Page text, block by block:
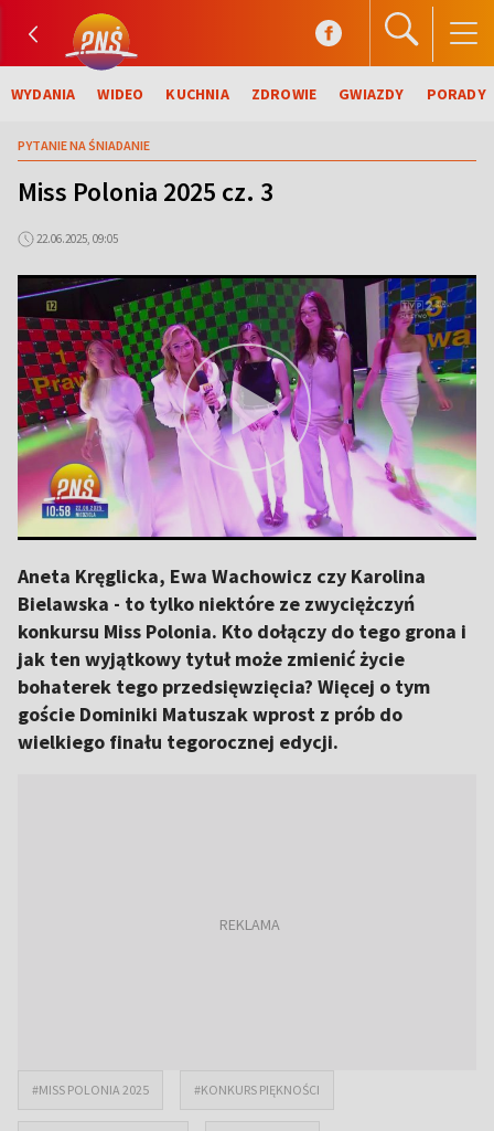
WYDANIA WIDEO KUCHNIA ZDROWIE GWIAZDY PORADY
PYTANIE NA ŚNIADANIE
Miss Polonia 2025 cz. 3
22.06.2025, 09:05
Aneta Kręglicka, Ewa Wachowicz czy Karolina
Bielawska - to tylko niektóre ze zwyciężczyń
konkursu Miss Polonia. Kto dołączy do tego grona i
jak ten wyjątkowy tytuł może zmienić życie
bohaterek tego przedsięwzięcia? Więcej o tym
goście Dominiki Matuszak wprost z prób do
wielkiego finału tegorocznej edycji.
#MISS POLONIA 2025 #KONKURS PIĘKNOŚCI